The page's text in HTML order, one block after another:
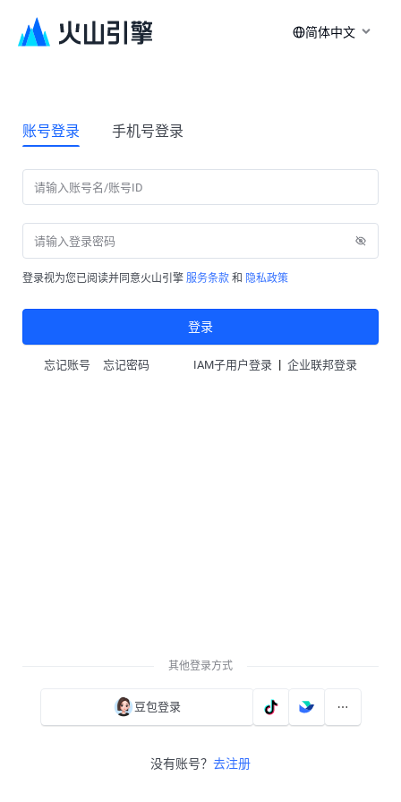
简体中文
账号登录 手机号登录
登录视为您已阅读并同意火山引擎 服务条款 和 隐私政策
登录
忘记账号 忘记密码 IAM子用户登录 | 企业联邦登录
其他登录方式
豆包登录
没有账号？ 去注册